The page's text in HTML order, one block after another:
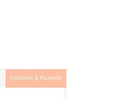
Exclusion & Pauvreté